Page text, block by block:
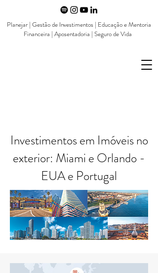
Planejar | Gestão de Investimentos | Educação e Mentoria
Financeira | Aposentadoria | Seguro de Vida
Investimentos em Imóveis no
exterior: Miami e Orlando -
EUA e Portugal